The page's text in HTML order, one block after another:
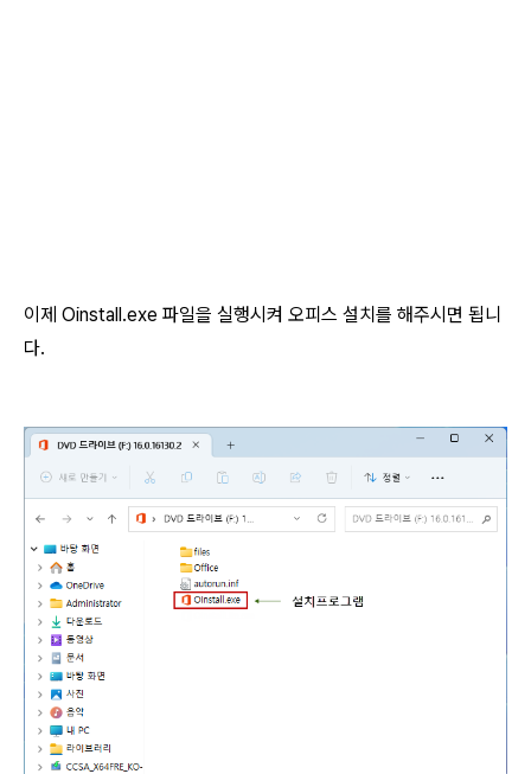
이제 Oinstall.exe 파일을 실행시켜 오피스 설치를 해주시면 됩니
다.